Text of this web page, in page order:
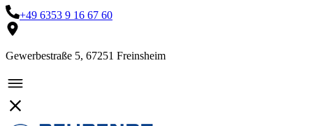
+49 6353 9 16 67 60
Gewerbestraße 5, 67251 Freinsheim